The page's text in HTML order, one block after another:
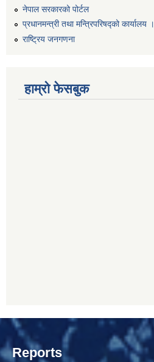
नेपाल सरकारको पोर्टल
प्रधानमन्त्री तथा मन्त्रिपरिषद्को कार्यालय ।
राष्ट्रिय जनगणना
हाम्रो फेसबुक
Reports